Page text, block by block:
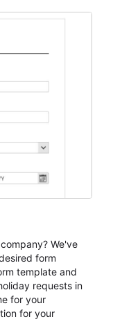
We've
form
template and
requests in
for your
for your